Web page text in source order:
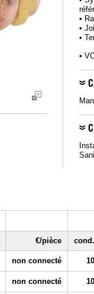
•
•
•
•
€/pièce cond.
non connecté 10
non connecté 10